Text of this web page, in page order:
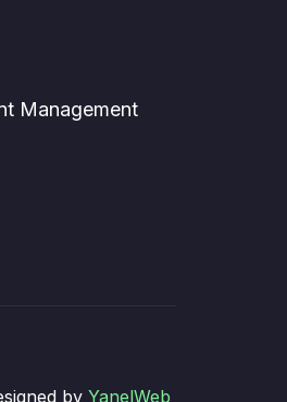
Management
by YanelWeb